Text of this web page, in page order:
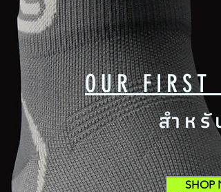
OUR FIRST
สำห
SHOP